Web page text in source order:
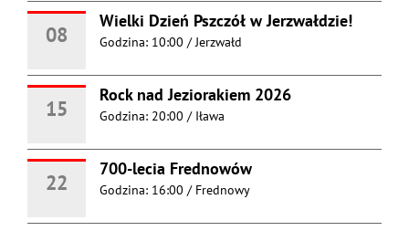
08
Wielki Dzień Pszczół w Jerzwałdzie!
Godzina: 10:00 /Jerzwałd
15
Rock nad Jeziorakiem 2026
Godzina: 20:00 / Iława
22
700-lecia Frednowów
Godzina: 16:00 / Frednowy